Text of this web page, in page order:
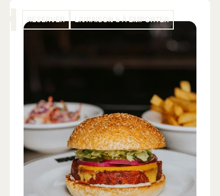
RÉSERVER LIVRAISON & À EMPORTER